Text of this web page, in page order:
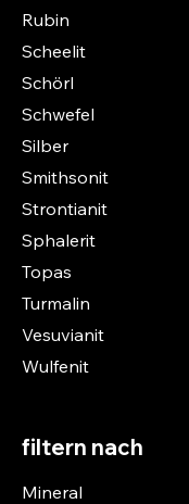
Rubin
Scheelit
Schörl
Schwefel
Silber
Smithsonit
Strontianit
Sphalerit
Topas
Turmalin
Vesuvianit
Wulfenit
filtern nach
Mineral